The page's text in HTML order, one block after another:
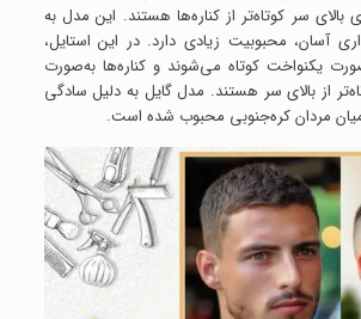
سر کوتاه‌تر از کناره‌ها هستند. این مدل به
آسان، محبوبیت زیادی دارد. در این استایل،
یکنواخت کوتاه می‌شوند و کناره‌ها به‌صورت
از بالای سر هستند. مدل گایل به دلیل سادگی
مردان کره‌جنوبی محبوب شده است.